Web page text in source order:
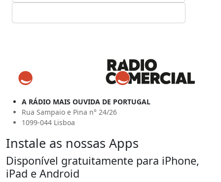
A RÁDIO MAIS OUVIDA DE PORTUGAL
Rua Sampaio e Pina n° 24/26
1099-044 Lisboa
Instale as nossas Apps
Disponível gratuitamente para iPhone,
iPad e Android